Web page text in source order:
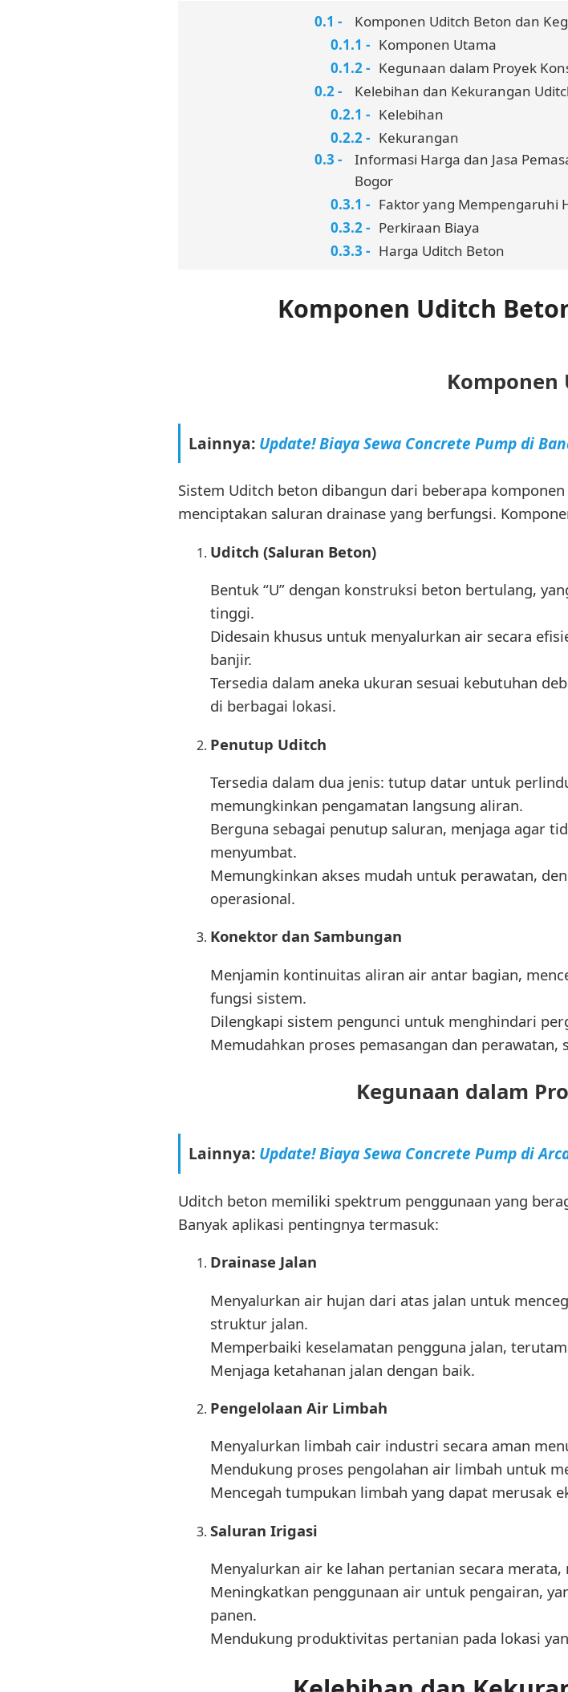
Komponen Uditch Beton dan
Komponen Utama
Kegunaan dalam Proyek
Kelebihan dan Kekurangan
Kelebihan
Kekurangan
Informasi Harga dan Jasa
Bogor
Faktor yang Mempengaruhi
Perkiraan Biaya
Harga Uditch Beton
Komponen Uditch
Komponen
Lainnya: Update! Biaya Sewa Concrete Pump di
Sistem Uditch beton dibangun dari beberapa
menciptakan saluran drainase yang berfungsi.
Uditch (Saluran Beton)
Bentuk “U” dengan konstruksi beton bertulang,
tinggi.
Didesain khusus untuk menyalurkan air secara
banjir.
Tersedia dalam aneka ukuran sesuai kebutuhan
di berbagai lokasi.
Penutup Uditch
Tersedia dalam dua jenis: tutup datar untuk
memungkinkan pengamatan langsung aliran.
Berguna sebagai penutup saluran, menjaga agar
menyumbat.
Memungkinkan akses mudah untuk perawatan,
operasional.
Konektor dan Sambungan
Menjamin kontinuitas aliran air antar bagian,
fungsi sistem.
Dilengkapi sistem pengunci untuk menghindari
Memudahkan proses pemasangan dan
Kegunaan dalam
Lainnya: Update! Biaya Sewa Concrete Pump di
Uditch beton memiliki spektrum penggunaan yang
Banyak aplikasi pentingnya termasuk:
Drainase Jalan
Menyalurkan air hujan dari atas jalan untuk
struktur jalan.
Memperbaiki keselamatan pengguna jalan,
Menjaga ketahanan jalan dengan baik.
Pengelolaan Air Limbah
Menyalurkan limbah cair industri secara aman
Mendukung proses pengolahan air limbah untuk
Mencegah tumpukan limbah yang dapat merusak
Saluran Irigasi
Menyalurkan air ke lahan pertanian secara
Meningkatkan penggunaan air untuk pengairan,
panen.
Mendukung produktivitas pertanian pada lokasi